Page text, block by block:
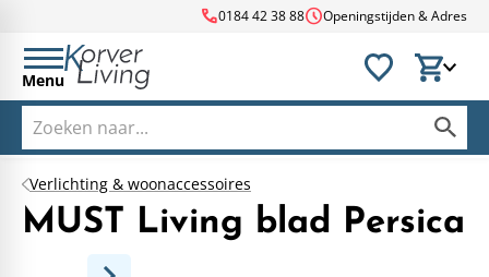
call0184 42 38 88scheduleOpeningstijden & Adres
Menu
Verlichting & woonaccessoires
MUST Living blad Persica